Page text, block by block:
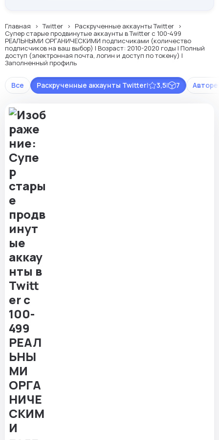
Главная Twitter
Раскрученные аккаунты Twitter
Супер старые продвинутые аккаунты в Twitter с 100-499
РЕАЛЬНЫМИ ОРГАНИЧЕСКИМИ подписчиками (количество
подписчиков на ваш выбор) | Возраст: 2010-2020 годы | Полный
доступ (электронная почта, логин и доступ по токену) |
Заполненный профиль
Все Раскрученные аккаунты Twitter| 3,5| 7